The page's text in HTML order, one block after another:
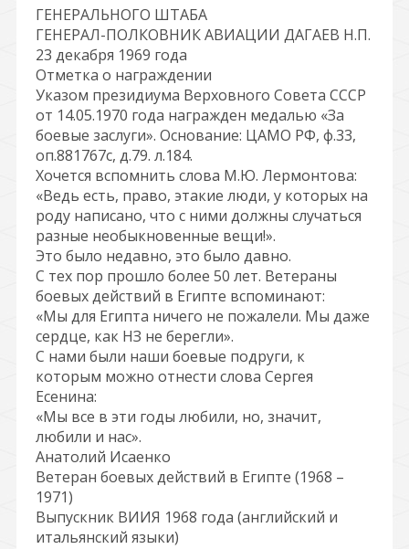
ГЕНЕРАЛЬНОГО ШТАБА
ГЕНЕРАЛ-ПОЛКОВНИК АВИАЦИИ ДАГАЕВ Н.П.
23 декабря 1969 года
Отметка о награждении
Указом президиума Верховного Совета СССР
от 14.05.1970 года награжден медалью «За
боевые заслуги». Основание: ЦАМО РФ, ф.33,
оп.881767с, д.79. л.184.
Хочется вспомнить слова М.Ю. Лермонтова:
«Ведь есть, право, этакие люди, у которых на
роду написано, что с ними должны случаться
разные необыкновенные вещи!».
Это было недавно, это было давно.
С тех пор прошло более 50 лет. Ветераны
боевых действий в Египте вспоминают:
«Мы для Египта ничего не пожалели. Мы даже
сердце, как НЗ не берегли».
С нами были наши боевые подруги, к
которым можно отнести слова Сергея
Есенина:
«Мы все в эти годы любили, но, значит,
любили и нас».
Анатолий Исаенко
Ветеран боевых действий в Египте (1968 –
1971)
Выпускник ВИИЯ 1968 года (английский и
итальянский языки)